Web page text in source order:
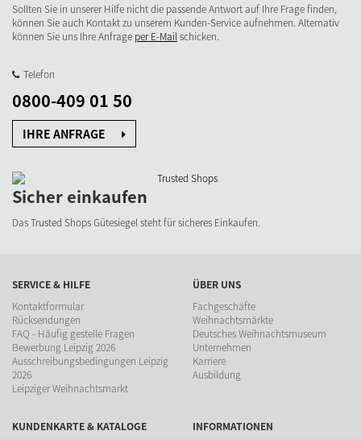
Sollten Sie in unserer Hilfe nicht die passende Antwort auf Ihre Frage finden,
können Sie auch Kontakt zu unserem Kunden-Service aufnehmen. Alternativ
können Sie uns Ihre Anfrage per E-Mailschicken.
Telefon
0800-409 01 50
IHRE ANFRAGE
Sicher einkaufen
Das Trusted Shops Gütesiegel steht für sicheres Einkaufen.
SERVICE & HILFE
Kontaktformular
Rücksendungen
FAQ - Häufig gestelle Fragen
Bewerbung Leipzig 2026
Ausschreibungsbedingungen Leipzig
2026
Leipziger Weihnachtsmarkt
ÜBER UNS
Fachgeschäfte
Weihnachtsmärkte
Deutsches Weihnachtsmuseum
Unternehmen
Karriere
Ausbildung
KUNDENKARTE & KATALOGE
INFORMATIONEN